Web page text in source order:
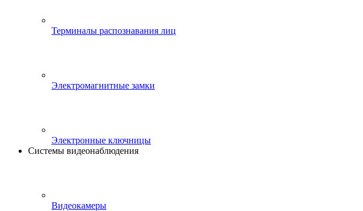
Терминалы распознавания лиц
Электромагнитные замки
Электронные ключницы
Системы видеонаблюдения
Видеокамеры